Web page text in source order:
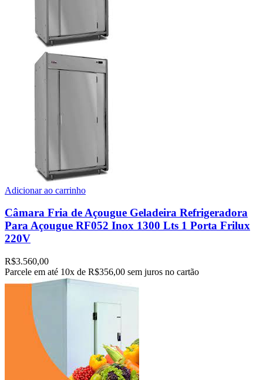
Adicionar ao carrinho
Câmara Fria de Açougue Geladeira Refrigeradora
Para Açougue RF052 Inox 1300 Lts 1 Porta Frilux
220V
R$3.560,00
Parcele em até 10x de R$356,00 sem juros no cartão